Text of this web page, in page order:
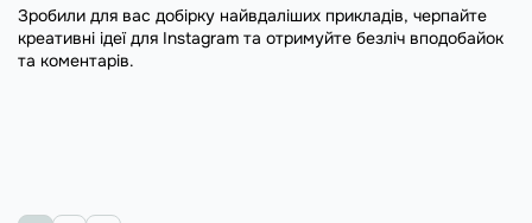
Зробили для вас добірку найвдаліших прикладів, черпайте
креативні ідеї для Instagram та отримуйте безліч вподобайок
та коментарів.